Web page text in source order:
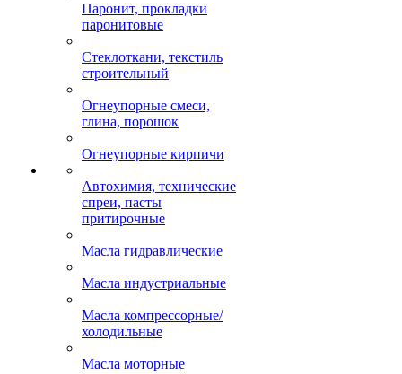
Паронит, прокладки
паронитовые
Стеклоткани, текстиль
строительный
Огнеупорные смеси,
глина, порошок
Огнеупорные кирпичи
Автохимия, технические
спреи, пасты
притирочные
Масла гидравлические
Масла индустриальные
Масла компрессорные/
холодильные
Масла моторные